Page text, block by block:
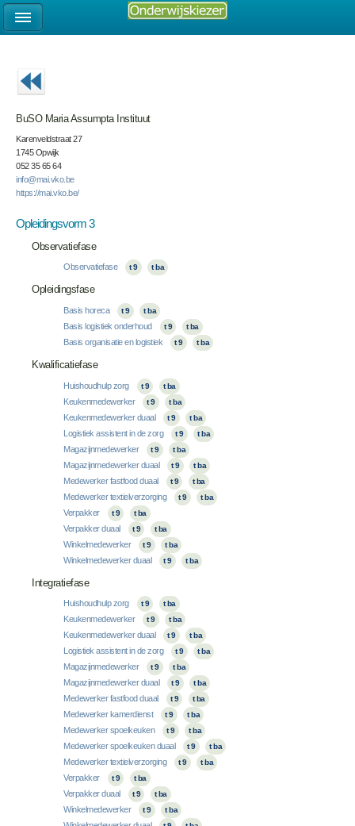
BuSO Maria Assumpta Instituut
Karenveldstraat 27
1745 Opwijk
052 35 65 64
info@mai.vko.be
https://mai.vko.be/
Opleidingsvorm 3
Observatiefase
Observatiefase t 9 t ba
Opleidingsfase
Basis horeca t 9 t ba
Basis logistiek onderhoud t 9 t ba
Basis organisatie en logistiek t 9 t ba
Kwalificatiefase
Huishoudhulp zorg t 9 t ba
Keukenmedewerker t 9 t ba
Keukenmedewerker duaal t 9 t ba
Logistiek assistent in de zorg t 9 t ba
Magazijnmedewerker t 9 t ba
Magazijnmedewerker duaal t 9 t ba
Medewerker fastfood duaal t 9 t ba
Medewerker textielverzorging t 9 t ba
Verpakker t 9 t ba
Verpakker duaal t 9 t ba
Winkelmedewerker t 9 t ba
Winkelmedewerker duaal t 9 t ba
Integratiefase
Huishoudhulp zorg t 9 t ba
Keukenmedewerker t 9 t ba
Keukenmedewerker duaal t 9 t ba
Logistiek assistent in de zorg t 9 t ba
Magazijnmedewerker t 9 t ba
Magazijnmedewerker duaal t 9 t ba
Medewerker fastfood duaal t 9 t ba
Medewerker kamerdienst t 9 t ba
Medewerker spoelkeuken t 9 t ba
Medewerker spoelkeuken duaal t 9 t ba
Medewerker textielverzorging t 9 t ba
Verpakker t 9 t ba
Verpakker duaal t 9 t ba
Winkelmedewerker t 9 t ba